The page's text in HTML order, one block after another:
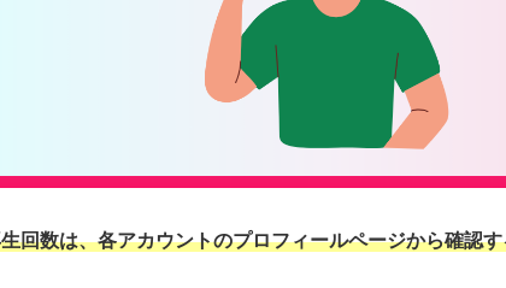
回数は、各アカウントのプロフィールページから確認